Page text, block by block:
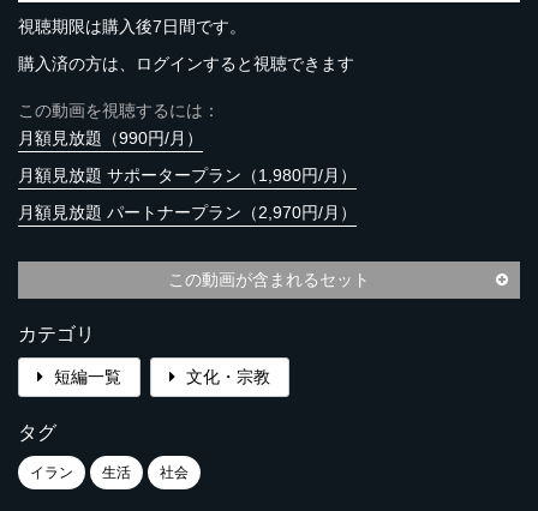
視聴期限は購入後7日間です。
購入済の方は、ログインすると視聴できます
この動画を視聴するには：
月額見放題（990円/月）
月額見放題 サポータープラン（1,980円/月）
月額見放題 パートナープラン（2,970円/月）
この動画が含まれるセット
カテゴリ
短編一覧 文化・宗教
タグ
イラン 生活 社会